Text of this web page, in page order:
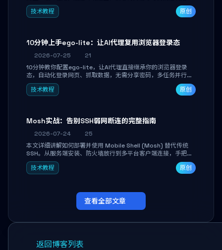
南，学完即可掌握多模型切换、RAG管道构建及函数调用注册，
独立开发高效AI智能体。
技术教程 原创
10分钟上手ego-lite：让AI代理复用浏览器登录态
2026-07-25
21
10分钟教你配置ego-lite，让AI代理直接继承你的浏览器登录
态，自动化登录网页、抓取数据，无需分享密码，多任务并行不
干扰日常使用。
技术教程
原创
Mosh实战：告别SSH弱网断连的完整指南
2026-07-24
25
本文详细讲解如何部署并使用 Mobile Shell (Mosh) 替代传统
SSH。从服务端安装、防火墙放行到多平台客户端连接，手把手
带你掌握本地回显、连接漫游与断线自动恢复等核心功能。彻底
解决高铁、移动网络等弱网场景下 SSH 频繁掉线、会话丢失的痛
技术教程 原创
查看全部文章
返回博客列表